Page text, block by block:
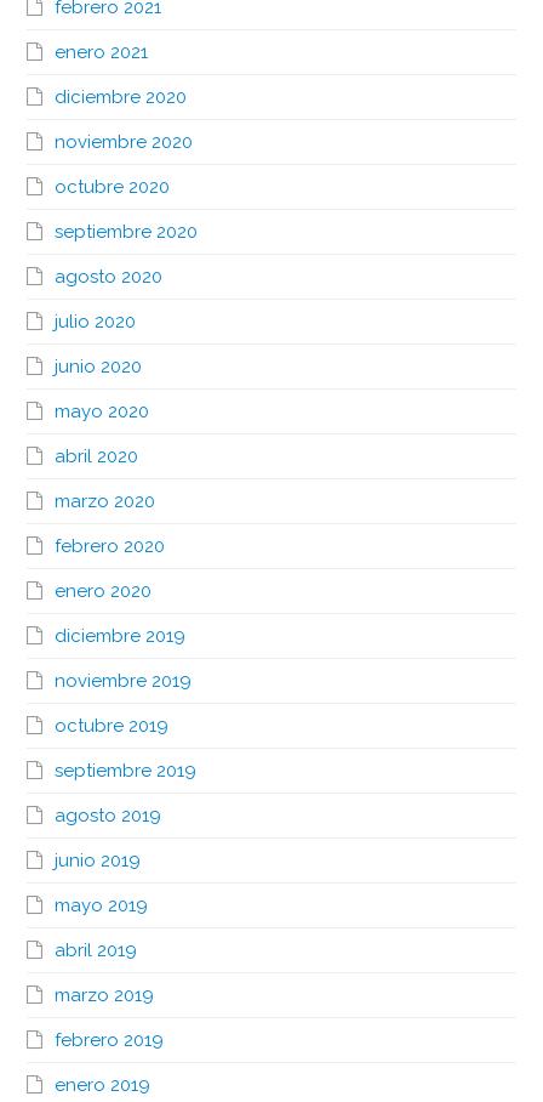
febrero 2021
enero 2021
diciembre 2020
noviembre 2020
octubre 2020
septiembre 2020
agosto 2020
julio 2020
junio 2020
mayo 2020
abril 2020
marzo 2020
febrero 2020
enero 2020
diciembre 2019
noviembre 2019
octubre 2019
septiembre 2019
agosto 2019
junio 2019
mayo 2019
abril 2019
marzo 2019
febrero 2019
enero 2019